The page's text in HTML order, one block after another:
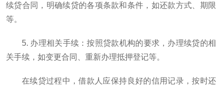
续贷合同，明确续贷的各项条款和条件，如还款方式、期限
等。
5. 办理相关手续：按照贷款机构的要求，办理续贷的相
关手续，如变更合同、重新办理抵押登记等。
在续贷过程中，借款人应保持良好的信用记录，按时还